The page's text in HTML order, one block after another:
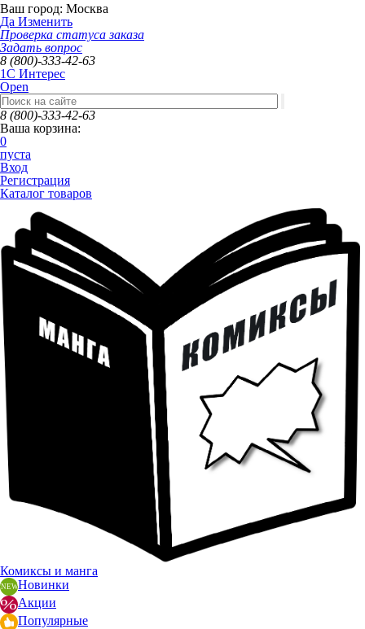
Ваш город: Москва
Да Изменить
Проверка статуса заказа
Задать вопрос
8 (800)-333-42-63
1C Интерес
Open
8 (800)-333-42-63
Ваша корзина:
0
пуста
Вход
Регистрация
Каталог товаров
Комиксы и манга
Новинки
Акции
Популярные